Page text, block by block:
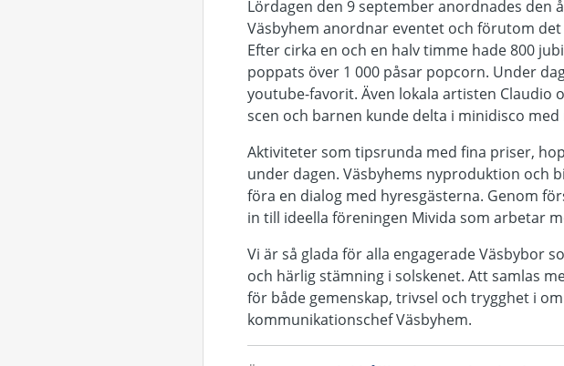
Lördagen den 9 september anordnades den
Väsbyhem anordnar eventet och förutom
Efter cirka en och en halv timme hade 800
poppats över 1 000 påsar popcorn. Under
youtube-favorit. Även lokala artisten Claudio
scen och barnen kunde delta i minidisco med
Aktiviteter som tipsrunda med fina priser,
under dagen. Väsbyhems nyproduktion och
föra en dialog med hyresgästerna. Genom
in till ideella föreningen Mivida som arbetar
Vi är så glada för alla engagerade Väsbybor
och härlig stämning i solskenet. Att samlas
för både gemenskap, trivsel och trygghet i
kommunikationschef Väsbyhem.